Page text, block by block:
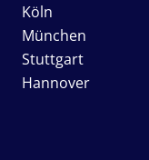
Köln
München
Stuttgart
Hannover